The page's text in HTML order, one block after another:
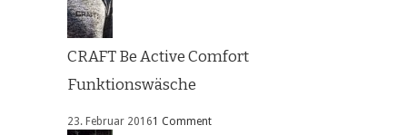
CRAFT Be Active Comfort
Funktionswäsche
23. Februar 20161 Comment